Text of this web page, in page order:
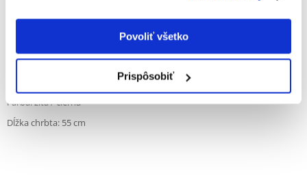
Povoliť všetko
Prispôsobiť
nesmie zakrývať spodnú časť chvosta.
Obvod žalúdka: 50 - 80 cm
Farba: žltá / čierna
Dĺžka chrbta: 55 cm